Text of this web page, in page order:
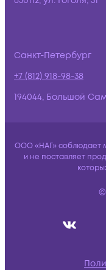
Санкт-Петербург
+7 (812) 918-98-38
194044, Большой
ООО «НАГ» соблюдает
и не поставляет
©